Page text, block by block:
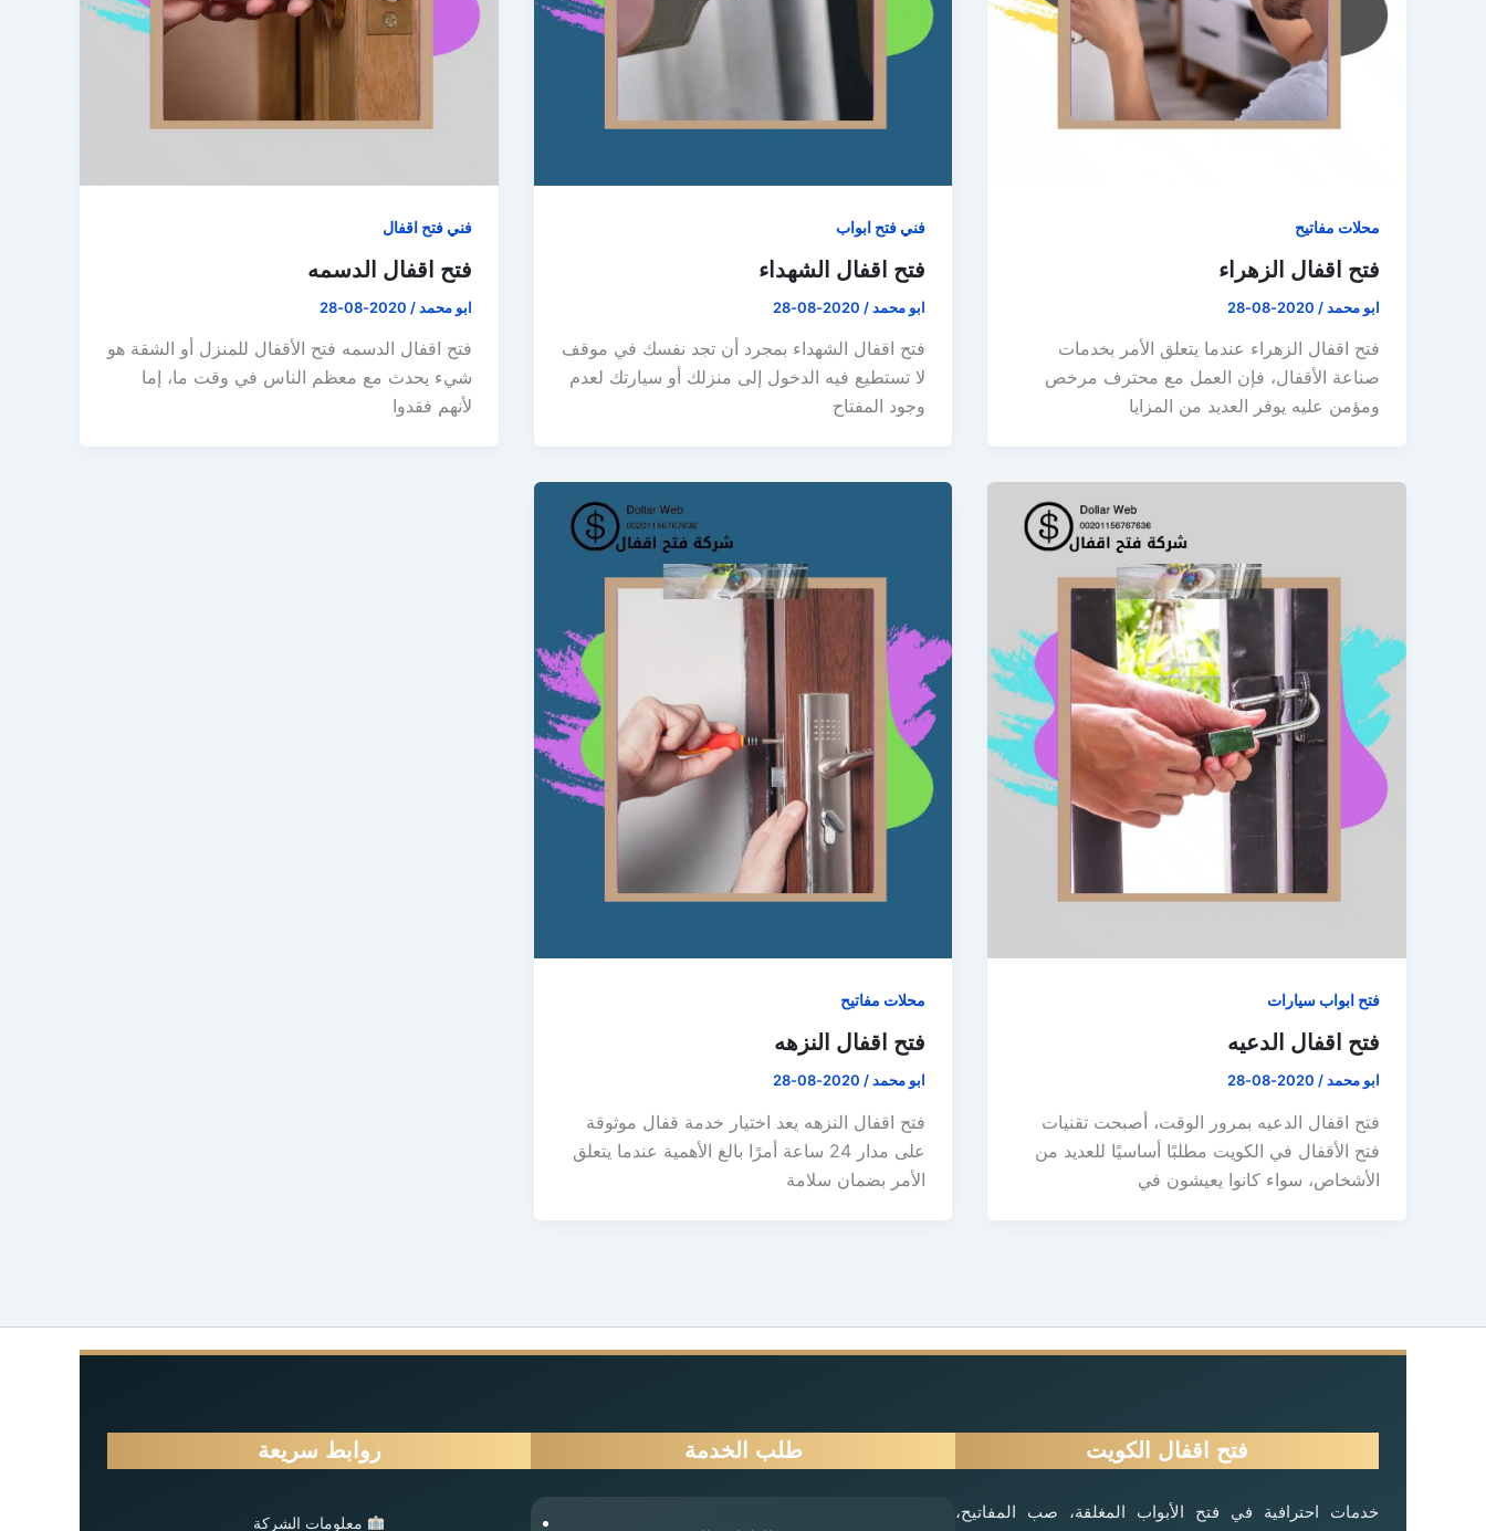
محلات مفاتيح
فتح اقفال الزهراء
ابو محمد/
2020-08-28
فتح اقفال الزهراء عندما يتعلق الأمر بخدمات
صناعة الأقفال، فإن العمل مع محترف مرخص
ومؤمن عليه يوفر العديد من المزايا
فني فتح ابواب
فتح اقفال الشهداء
ابو محمد/
2020-08-28
فتح اقفال الشهداء بمجرد أن تجد نفسك في موقف
لا تستطيع فيه الدخول إلى منزلك أو سيارتك لعدم
وجود المفتاح
فني فتح اقفال
فتح اقفال الدسمه
ابو محمد/
2020-08-28
فتح اقفال الدسمه فتح الأقفال للمنزل أو الشقة هو
شيء يحدث مع معظم الناس في وقت ما، إما
لأنهم فقدوا
فتح ابواب سيارات
فتح اقفال الدعيه
ابو محمد/
2020-08-28
فتح اقفال الدعيه بمرور الوقت، أصبحت تقنيات
فتح الأقفال في الكويت مطلبًا أساسيًا للعديد من
الأشخاص، سواء كانوا يعيشون في
محلات مفاتيح
فتح اقفال النزهه
ابو محمد/
2020-08-28
فتح اقفال النزهه يعد اختيار خدمة قفال موثوقة
على مدار 24 ساعة أمرًا بالغ الأهمية عندما يتعلق
الأمر بضمان سلامة
فتح اقفال الكويت
خدمات احترافية في فتح الأبواب المغلقة، صب المفاتيح،
طلب الخدمة روابط سريعة
معلومات الشركة